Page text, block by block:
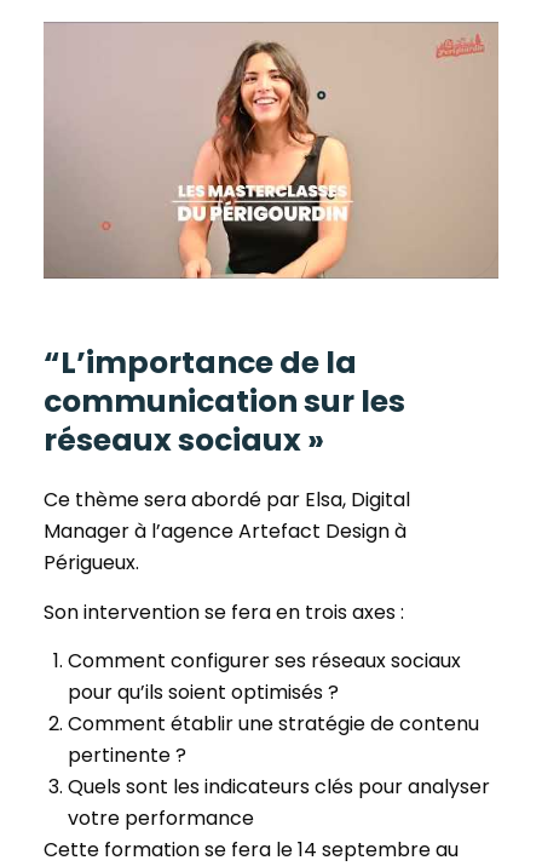
“L’importance de la
communication sur les
réseaux sociaux »
Ce thème sera abordé par Elsa, Digital
Manager à l’agence Artefact Design à
Périgueux.
Son intervention se fera en trois axes :
Comment configurer ses réseaux sociaux
pour qu’ils soient optimisés ?
Comment établir une stratégie de contenu
pertinente ?
Quels sont les indicateurs clés pour analyser
votre performance
Cette formation se fera le 14 septembre au